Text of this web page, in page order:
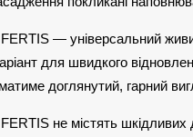
— універсальний
для швидкого
доглянутий, гарний
не містять шкідливих